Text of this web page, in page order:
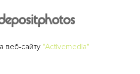
веб-сайту "Activemedia"